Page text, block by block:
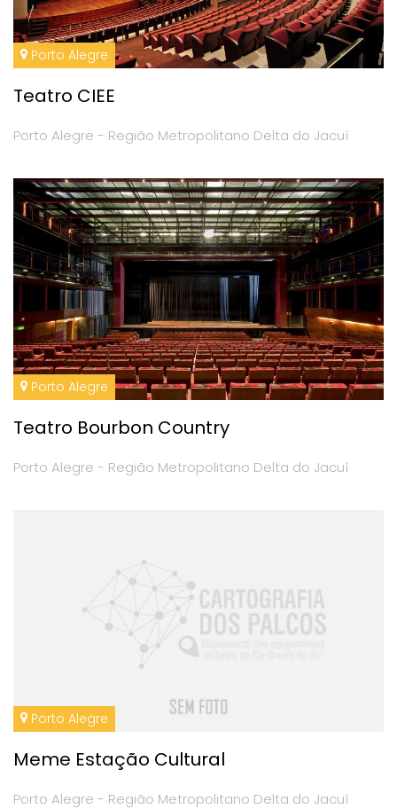
Porto Alegre
Teatro CIEE
Porto Alegre - Região Metropolitano Delta do Jacuí
Porto Alegre
Teatro Bourbon Country
Porto Alegre - Região Metropolitano Delta do Jacuí
Porto Alegre
Meme Estação Cultural
Porto Alegre - Região Metropolitano Delta do Jacuí